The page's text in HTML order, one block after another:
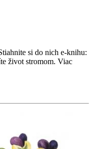
si do nich e-knihu:
život stromom. Viac